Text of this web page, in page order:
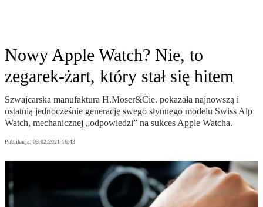
Nowy Apple Watch? Nie, to
zegarek-żart, który stał się hitem
Szwajcarska manufaktura H.Moser&Cie. pokazała najnowszą i
ostatnią jednocześnie generację swego słynnego modelu Swiss Alp
Watch, mechanicznej „odpowiedzi” na sukces Apple Watcha.
Publikacja: 03.02.2021 16:43